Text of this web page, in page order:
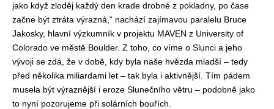
jako když zloděj každý den krade drobné z pokladny, po čase
začne být ztráta výrazná,“ nachází zajímavou paralelu Bruce
Jakosky, hlavní výzkumník v projektu MAVEN z University of
Colorado ve městě Boulder. Z toho, co víme o Slunci a jeho
vývoji se zdá, že v době, kdy byla naše hvězda mladší – tedy
před několika miliardami let – tak byla i aktivnější. Tím pádem
musela být výraznější i eroze Slunečního větru – podobně jako
to nyní pozorujeme při solárních bouřích.